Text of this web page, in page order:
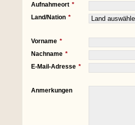
Aufnahmeort
Land/Nation
Vorname
Nachname
E-Mail-Adresse
Anmerkungen